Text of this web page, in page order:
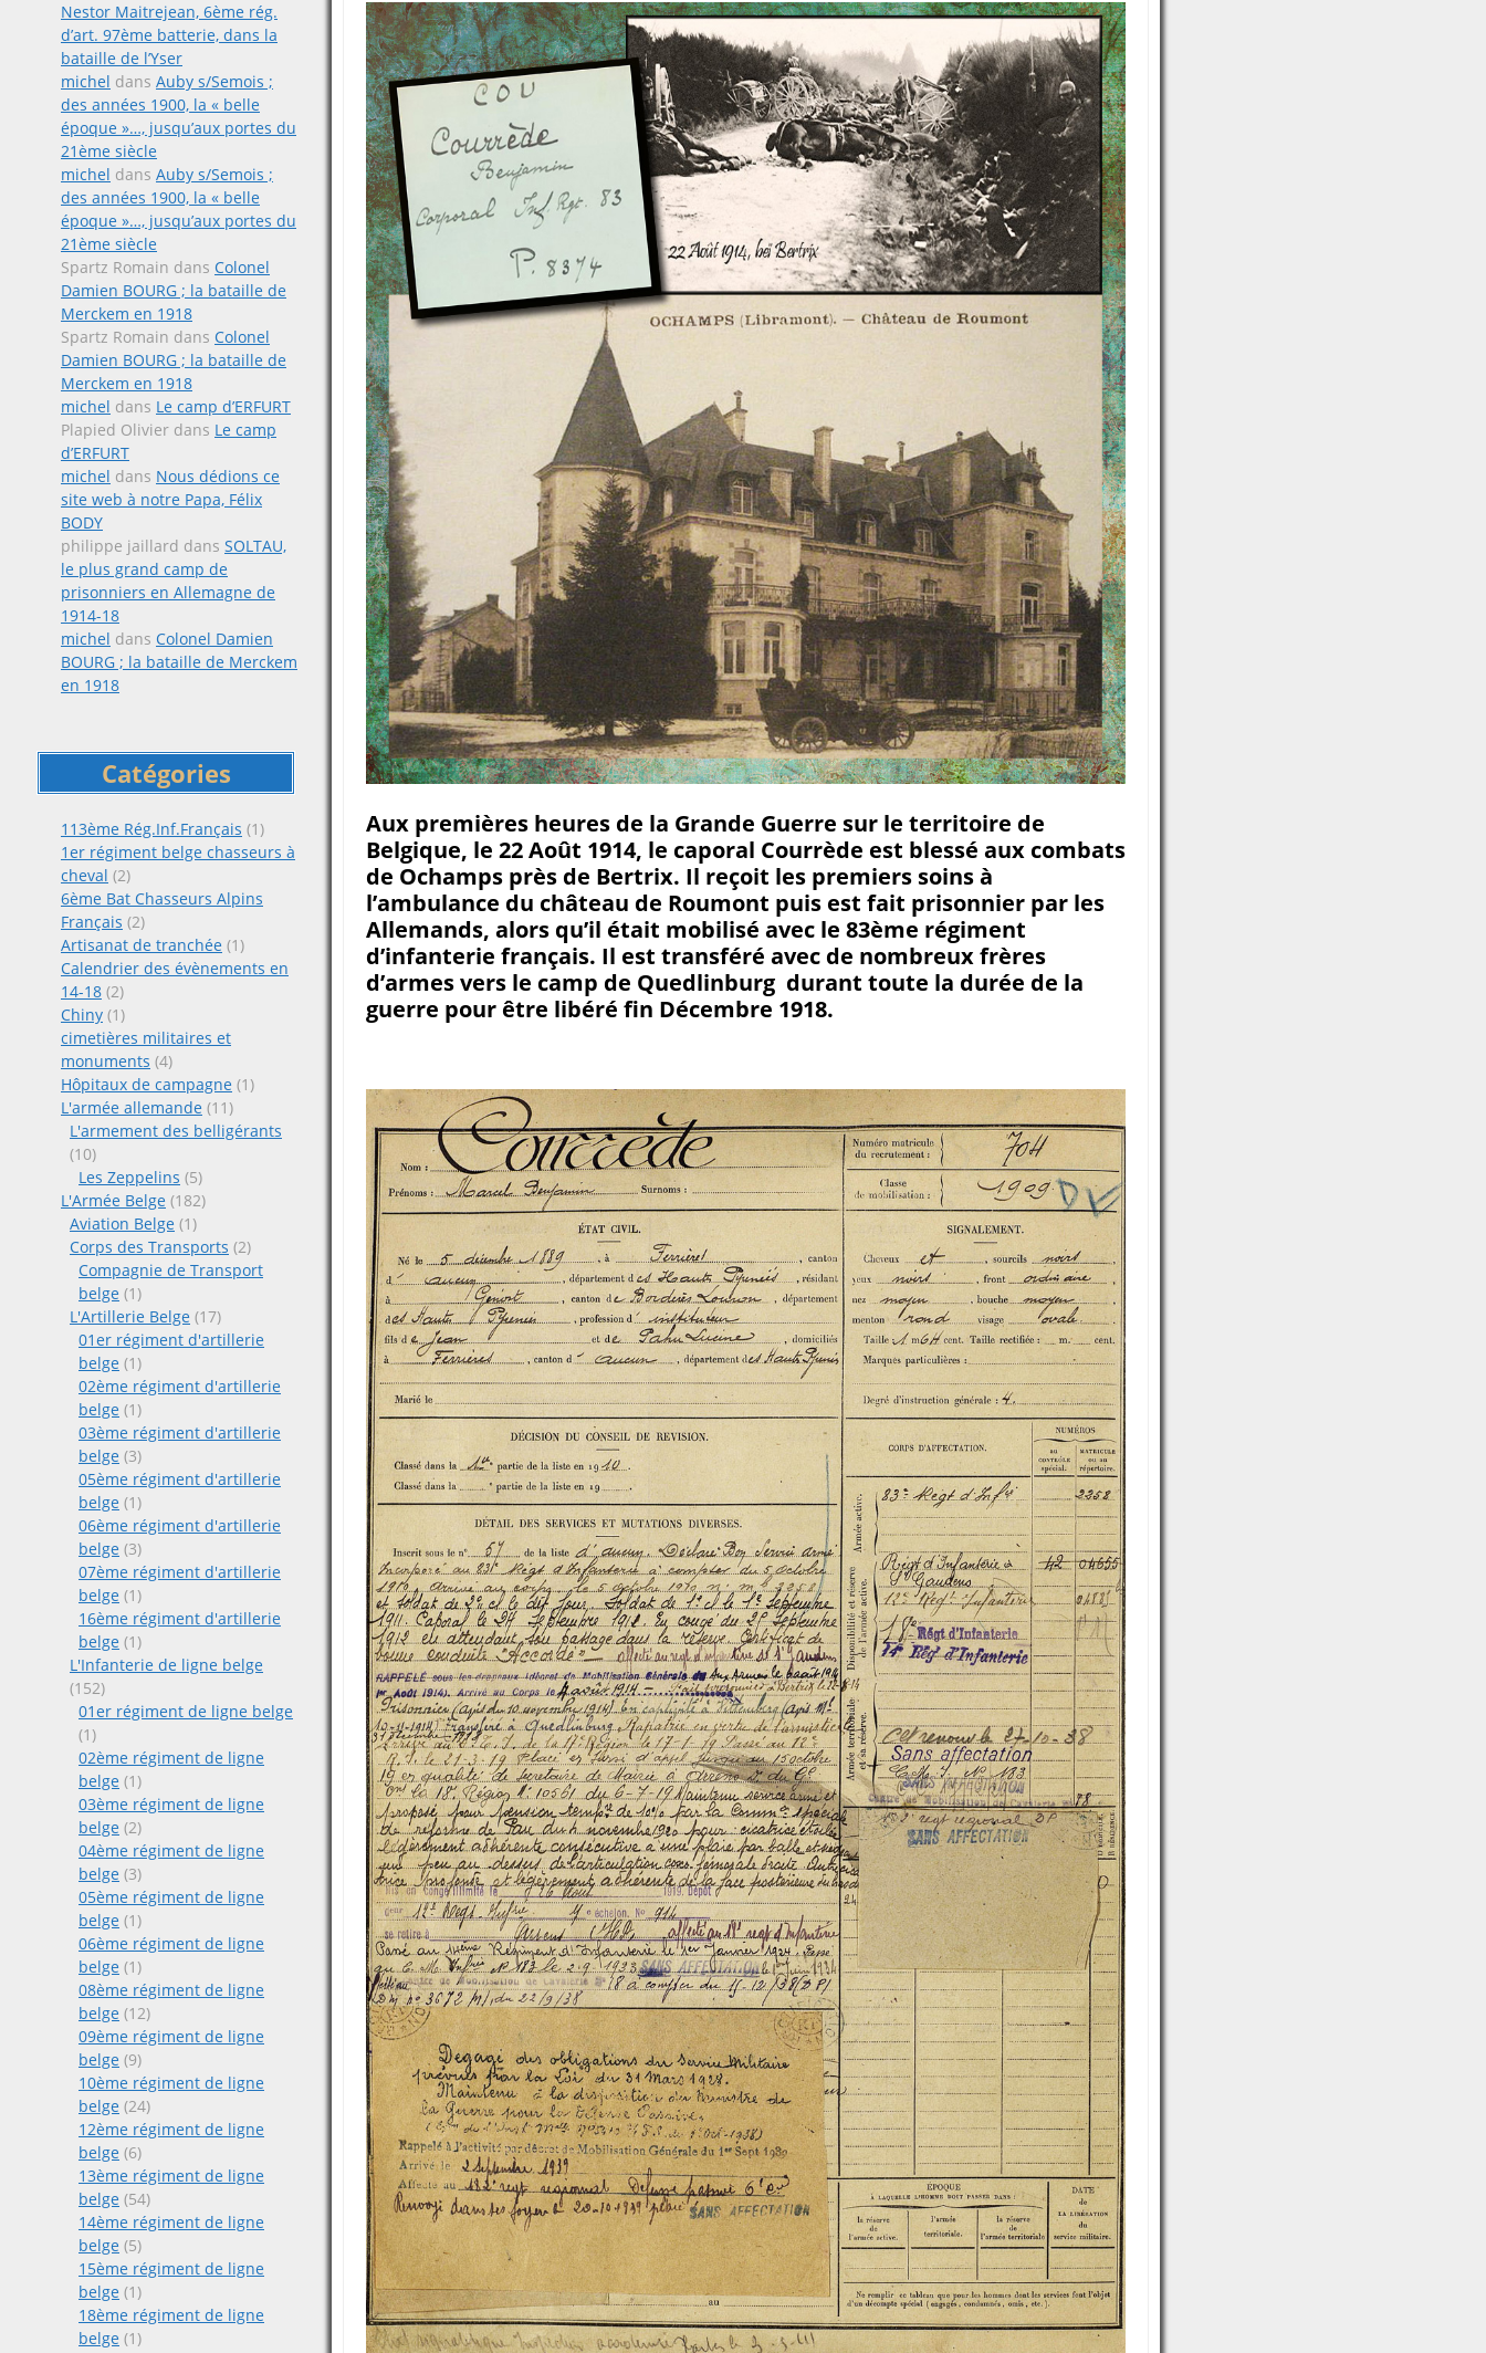
Nestor Maitrejean, 6ème rég.
d’art. 97ème batterie, dans la
bataille de l’Yser
michel dans Auby s/Semois ;
des années 1900, la « belle
époque »…, jusqu’aux portes du
21ème siècle
michel dans Auby s/Semois ;
des années 1900, la « belle
époque »…, jusqu’aux portes du
21ème siècle
Spartz Romain dans Colonel
Damien BOURG ; la bataille de
Merckem en 1918
Spartz Romain dans Colonel
Damien BOURG ; la bataille de
Merckem en 1918
michel dans Le camp d’ERFURT
Plapied Olivier dans Le camp
d’ERFURT
michel dans Nous dédions ce
site web à notre Papa, Félix
BODY
philippe jaillard dans SOLTAU,
le plus grand camp de
prisonniers en Allemagne de
1914-18
michel dans Colonel Damien
BOURG ; la bataille de Merckem
en 1918
Catégories
113ème Rég.Inf.Français (1)
1er régiment belge chasseurs à
cheval (2)
6ème Bat Chasseurs Alpins
Français (2)
Artisanat de tranchée (1)
Calendrier des évènements en
14-18 (2)
Chiny (1)
cimetières militaires et
monuments (4)
Hôpitaux de campagne (1)
L'armée allemande (11)
L'armement des belligérants
(10)
Les Zeppelins (5)
L'Armée Belge (182)
Aviation Belge (1)
Corps des Transports (2)
Compagnie de Transport
belge (1)
L'Artillerie Belge (17)
01er régiment d'artillerie
belge (1)
02ème régiment d'artillerie
belge (1)
03ème régiment d'artillerie
belge (3)
05ème régiment d'artillerie
belge (1)
06ème régiment d'artillerie
belge (3)
07ème régiment d'artillerie
belge (1)
16ème régiment d'artillerie
belge (1)
L'Infanterie de ligne belge
(152)
01er régiment de ligne belge
(1)
02ème régiment de ligne
belge (1)
03ème régiment de ligne
belge (2)
04ème régiment de ligne
belge (3)
05ème régiment de ligne
belge (1)
06ème régiment de ligne
belge (1)
08ème régiment de ligne
belge (12)
09ème régiment de ligne
belge (9)
10ème régiment de ligne
belge (24)
12ème régiment de ligne
belge (6)
13ème régiment de ligne
belge (54)
14ème régiment de ligne
belge (5)
15ème régiment de ligne
belge (1)
18ème régiment de ligne
belge (1)
Aux premières heures de la Grande Guerre sur le territoire de
Belgique, le 22 Août 1914, le caporal Courrède est blessé aux combats
de Ochamps près de Bertrix. Il reçoit les premiers soins à
l’ambulance du château de Roumont puis est fait prisonnier par les
Allemands, alors qu’il était mobilisé avec le 83ème régiment
d’infanterie français. Il est transféré avec de nombreux frères
d’armes vers le camp de Quedlinburg durant toute la durée de la
guerre pour être libéré fin Décembre 1918.